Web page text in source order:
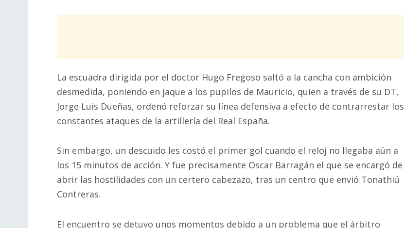
La escuadra dirigida por el doctor Hugo Fregoso saltó a la cancha con ambición
desmedida, poniendo en jaque a los pupilos de Mauricio, quien a través de su DT,
Jorge Luis Dueñas, ordenó reforzar su línea defensiva a efecto de contrarrestar los
constantes ataques de la artillería del Real España.
Sin embargo, un descuido les costó el primer gol cuando el reloj no llegaba aún a
los 15 minutos de acción. Y fue precisamente Oscar Barragán el que se encargó de
abrir las hostilidades con un certero cabezazo, tras un centro que envió Tonathiú
Contreras.
El encuentro se detuvo unos momentos debido a un problema que el árbitro